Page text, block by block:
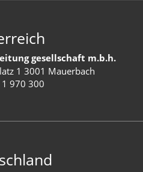
gesellschaft m.b.h.
1 3001 Mauerbach
970 300